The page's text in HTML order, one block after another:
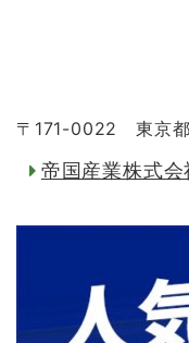
〒171-0022 東京都
帝国産業株式